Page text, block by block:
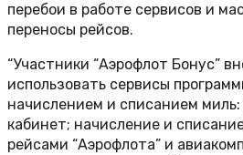
перебои в работе сервисов и
переносы рейсов.
“Участники “Аэрофлот Бонус”
использовать сервисы
начислением и списанием
кабинет; начисление и
рейсами “Аэрофлота” и